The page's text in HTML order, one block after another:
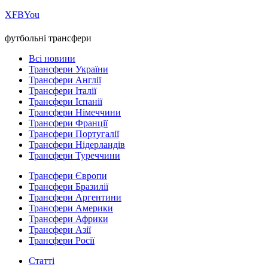
ХFBYou
футбольні трансфери
Всі новини
Трансфери України
Трансфери Англії
Трансфери Італії
Трансфери Іспанії
Трансфери Німеччини
Трансфери Франції
Трансфери Португалії
Трансфери Нідерландів
Трансфери Туреччини
Трансфери Європи
Трансфери Бразилії
Трансфери Аргентини
Трансфери Америки
Трансфери Африки
Трансфери Азії
Трансфери Росії
Статті